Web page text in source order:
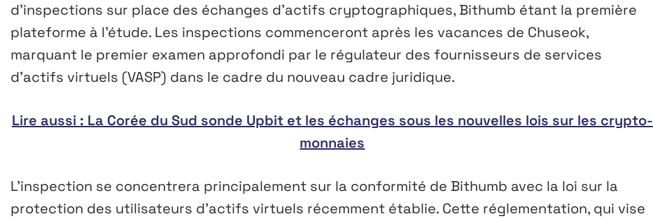
d’inspections sur place des échanges d’actifs cryptographiques, Bithumb étant la première
plateforme à l’étude. Les inspections commenceront après les vacances de Chuseok,
marquant le premier examen approfondi par le régulateur des fournisseurs de services
d’actifs virtuels (VASP) dans le cadre du nouveau cadre juridique.
Lire aussi : La Corée du Sud sonde Upbit et les échanges sous les nouvelles lois sur les crypto-
monnaies
L’inspection se concentrera principalement sur la conformité de Bithumb avec la loi sur la
protection des utilisateurs d’actifs virtuels récemment établie. Cette réglementation, qui vise